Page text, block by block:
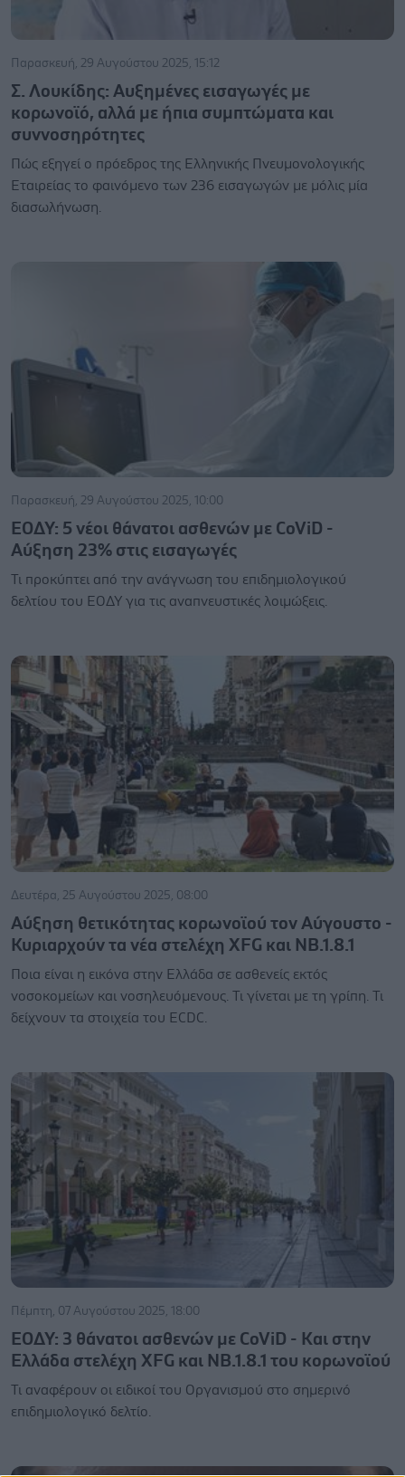
Παρασκευή, 29 Αυγούστου 2025, 15:12
Σ. Λουκίδης: Αυξημένες εισαγωγές με
κορωνοϊό, αλλά με ήπια συμπτώματα και
συννοσηρότητες
Πώς εξηγεί ο πρόεδρος της Ελληνικής Πνευμονολογικής
Εταιρείας το φαινόμενο των 236 εισαγωγών με μόλις μία
διασωλήνωση.
Παρασκευή, 29 Αυγούστου 2025, 10:00
ΕΟΔΥ: 5 νέοι θάνατοι ασθενών με CoViD -
Αύξηση 23% στις εισαγωγές
Τι προκύπτει από την ανάγνωση του επιδημιολογικού
δελτίου του ΕΟΔΥ για τις αναπνευστικές λοιμώξεις.
Δευτέρα, 25 Αυγούστου 2025, 08:00
Αύξηση θετικότητας κορωνοϊού τον Αύγουστο -
Κυριαρχούν τα νέα στελέχη XFG και ΝΒ.1.8.1
Ποια είναι η εικόνα στην Ελλάδα σε ασθενείς εκτός
νοσοκομείων και νοσηλευόμενους. Τι γίνεται με τη γρίπη. Τι
δείχνουν τα στοιχεία του ECDC.
Πέμπτη, 07 Αυγούστου 2025, 18:00
ΕΟΔΥ: 3 θάνατοι ασθενών με CoViD - Και στην
Ελλάδα στελέχη XFG και ΝΒ.1.8.1 του κορωνοϊού
Τι αναφέρουν οι ειδικοί του Οργανισμού στο σημερινό
επιδημιολογικό δελτίο.